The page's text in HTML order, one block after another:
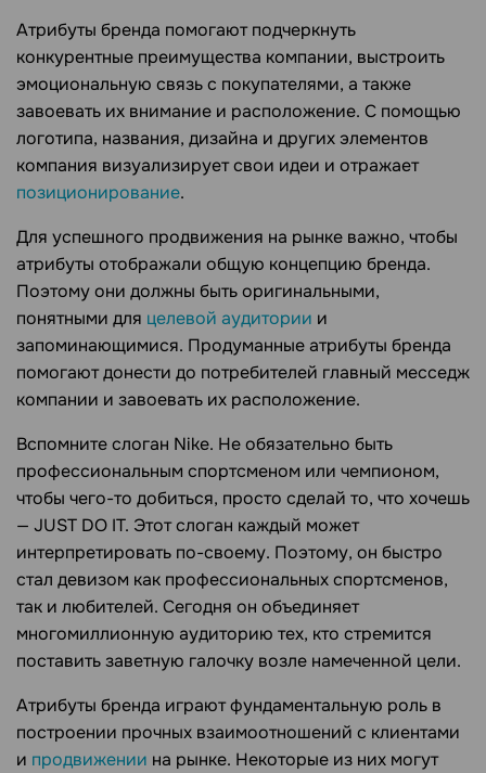
Атрибуты бренда помогают подчеркнуть
конкурентные преимущества компании, выстроить
эмоциональную связь с покупателями, а также
завоевать их внимание и расположение. С помощью
логотипа, названия, дизайна и других элементов
компания визуализирует свои идеи и отражает
позиционирование.
Для успешного продвижения на рынке важно, чтобы
атрибуты отображали общую концепцию бренда.
Поэтому они должны быть оригинальными,
понятными для целевой аудитории и
запоминающимися. Продуманные атрибуты бренда
помогают донести до потребителей главный месседж
компании и завоевать их расположение.
Вспомните слоган Nike. Не обязательно быть
профессиональным спортсменом или чемпионом,
чтобы чего-то добиться, просто сделай то, что хочешь
— JUST DO IT. Этот слоган каждый может
интерпретировать по-своему. Поэтому, он быстро
стал девизом как профессиональных спортсменов,
так и любителей. Сегодня он объединяет
многомиллионную аудиторию тех, кто стремится
поставить заветную галочку возле намеченной цели.
Атрибуты бренда играют фундаментальную роль в
построении прочных взаимоотношений с клиентами
и продвижении на рынке. Некоторые из них могут